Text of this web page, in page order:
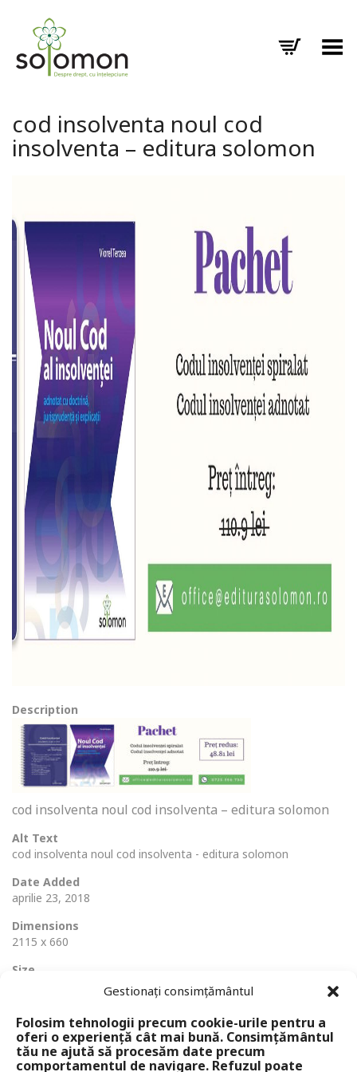
Gestionați consimțământul
Folosim tehnologii precum cookie-urile pentru a
oferi o experiență cât mai bună. Consimțământul
tău ne ajută să procesăm date precum
comportamentul de navigare. Refuzul poate
Toggle Menu
cod insolventa noul cod
insolventa – editura solomon
Description
cod insolventa noul cod insolventa – editura solomon
Alt Text
cod insolventa noul cod insolventa - editura solomon
Date Added
aprilie 23, 2018
Dimensions
2115 x 660
Size